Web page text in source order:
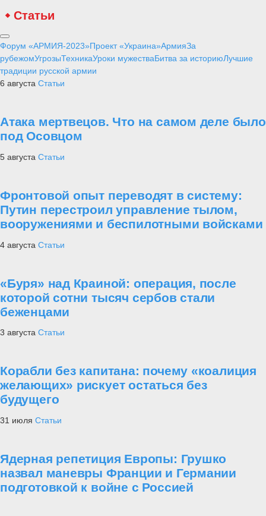
Статьи
Форум «АРМИЯ-2023»Проект «Украина»АрмияЗа
рубежомУгрозыТехникаУроки мужестваБитва за историюЛучшие
традиции русской армии
6 августа Статьи
Атака мертвецов. Что на самом деле было
под Осовцом
5 августа Статьи
Фронтовой опыт переводят в систему:
Путин перестроил управление тылом,
вооружениями и беспилотными войсками
4 августа Статьи
«Буря» над Краиной: операция, после
которой сотни тысяч сербов стали
беженцами
3 августа Статьи
Корабли без капитана: почему «коалиция
желающих» рискует остаться без
будущего
31 июля Статьи
Ядерная репетиция Европы: Грушко
назвал маневры Франции и Германии
подготовкой к войне с Россией